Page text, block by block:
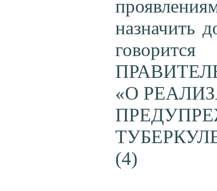
назначить
«О
(4)